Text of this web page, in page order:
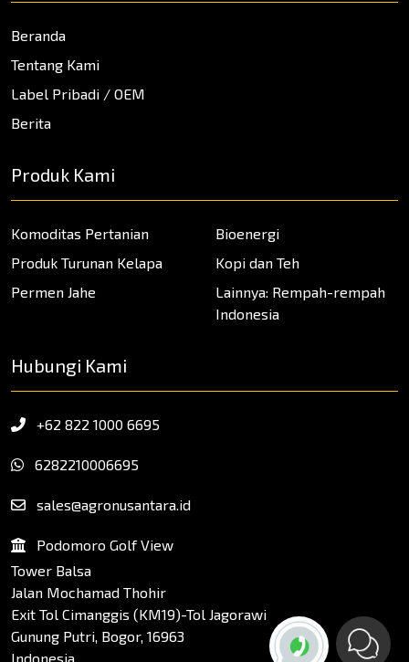
Beranda
Tentang Kami
Label Pribadi / OEM
Berita
Produk Kami
Komoditas Pertanian
Bioenergi
Produk Turunan Kelapa
Kopi dan Teh
Permen Jahe
Lainnya: Rempah-rempah
Indonesia
Hubungi Kami
+62 822 1000 6695
6282210006695
sales@agronusantara.id
Podomoro Golf View
Tower Balsa
Jalan Mochamad Thohir
Exit Tol Cimanggis (KM19)-Tol Jagorawi
Gunung Putri, Bogor, 16963
Indonesia